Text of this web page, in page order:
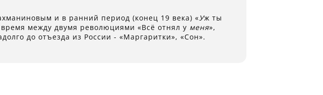
и в ранний период (конец 19 века) «Уж ты
между двумя революциями «Всё отнял у меня»,
до отъезда из России - «Маргаритки», «Сон».